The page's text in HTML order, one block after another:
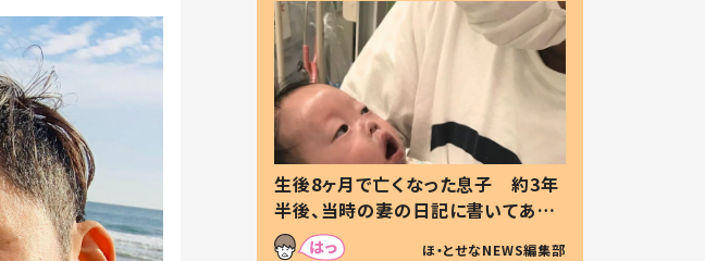
生後8ヶ月で亡くなった息子 約3年
半後、当時の妻の日記に書いてあっ
た本音とは
ほ・とせなNEWS編集部